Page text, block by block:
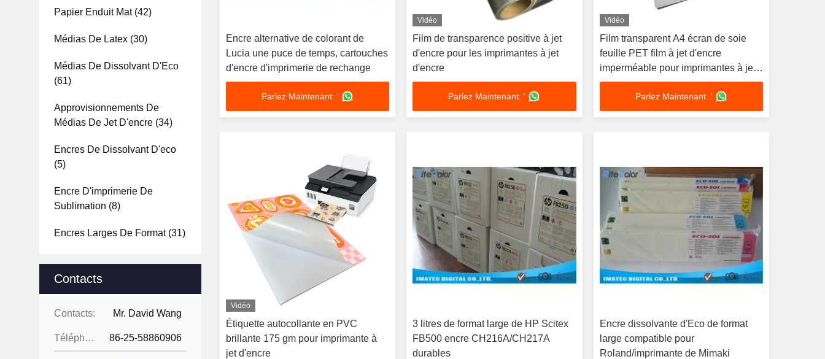
Papier Enduit Mat(42)
Médias De Latex (30)
Médias De Dissolvant D'Eco
(61)
Approvisionnements De
Médias De Jet D'encre (34)
Encres De Dissolvant D'eco
(5)
Encre D'imprimerie De
Sublimation (8)
Encres Larges De Format(31)
Contacts
Contacts: Mr. David Wang
Téléphone: 86-25-58860906
Encre alternative de colorant de
Lucia une puce de temps, cartouches
d'encre d'imprimerie de rechange
Parlez Maintenant. '
Vidéo
Film de transparence positive à jet
d'encre pour les imprimantes à jet
d'encre
Parlez Maintenant. '
Vidéo
Film transparent A4 écran de soie
feuille PET film à jet d'encre
imperméable pour imprimantes à jet
d'encre
Parlez Maintenant. '
Vidéo
Étiquette autocollante en PVC
brillante 175 gm pour imprimante à
jet d'encre
3 litres de format large de HP Scitex
FB500 encre CH216A/CH217A
durables
Encre dissolvante d'Eco de format
large compatible pour
Roland/imprimante de Mimaki